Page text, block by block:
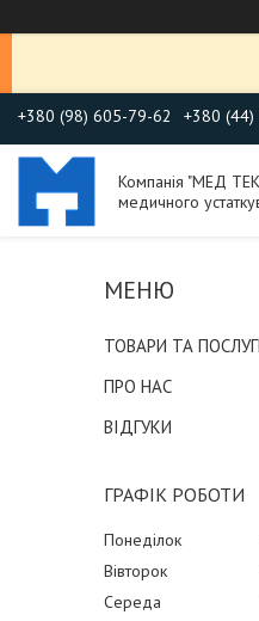
+380 (98) 605-79-62 +380
Компанія "МЕД
медичного
ТОВАРИ ТА
ПРО НАС
ВІДГУКИ
ГРАФІК РОБОТИ
Понеділок
Вівторок
Середа